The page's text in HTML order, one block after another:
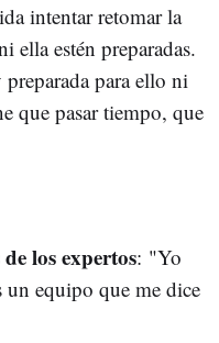
intentar retomar la
ella estén preparadas.
para ello ni
que pasar tiempo, que
de los expertos: "Yo
un equipo que me dice